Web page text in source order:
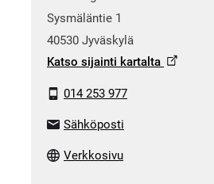
Sysmäläntie 1
40530 Jyväskylä
Katso sijainti kartalta
014 253 977
Sähköposti
Verkkosivu